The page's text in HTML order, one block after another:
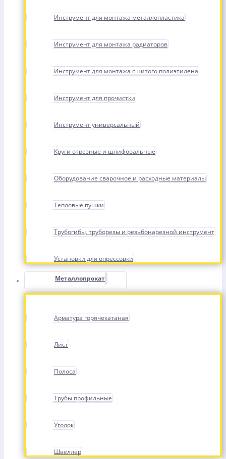
Инструмент для монтажа металлопластика
Инструмент для монтажа радиаторов
Инструмент для монтажа сшитого полиэтилена
Инструмент для прочистки
Инструмент универсальный
Круги отрезные и шлифовальные
Оборудование сварочное и расходные материалы
Тепловые пушки
Трубогибы, труборезы и резьбонарезной инструмент
Установки для опрессовки
Металлопрокат
Арматура горячекатаная
Лист
Полоса
Трубы профильные
Уголок
Швеллер